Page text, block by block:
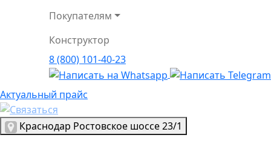
Покупателям
Конструктор
8 (800) 101-40-23
Актуальный прайс
Актуальный прайс
Выбрать город
Краснодар Ростовское шоссе 23/1